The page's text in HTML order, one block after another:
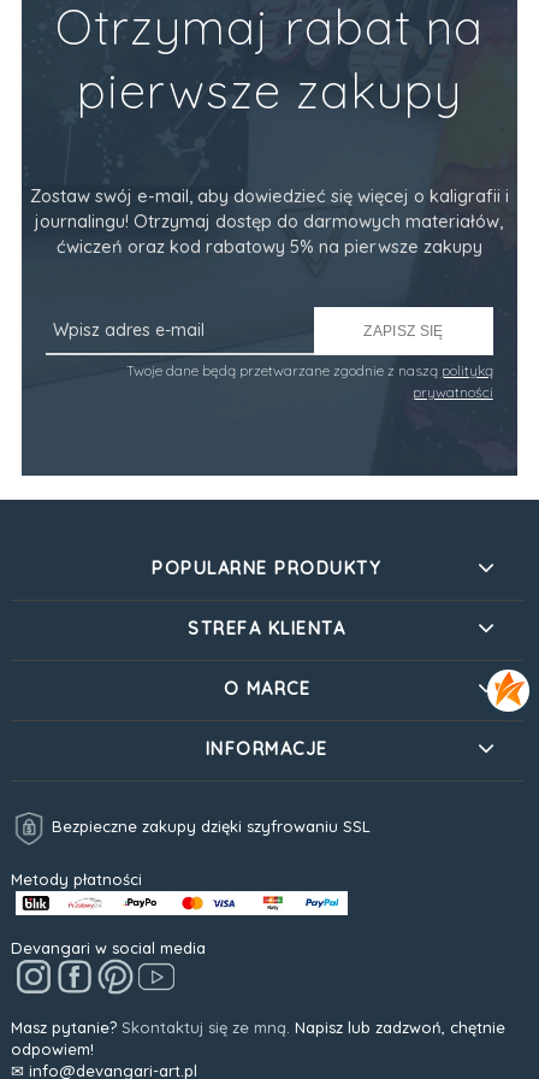
Otrzymaj rabat na
pierwsze zakupy
Zostaw swój e-mail, aby dowiedzieć się więcej o kaligrafii i
journalingu! Otrzymaj dostęp do darmowych materiałów,
ćwiczeń oraz kod rabatowy 5% na pierwsze zakupy
ZAPISZ SIĘ
Twoje dane będą przetwarzane zgodnie z naszą polityką
prywatności
POPULARNE PRODUKTY
STREFA KLIENTA
O MARCE
INFORMACJE
Bezpieczne zakupy dzięki szyfrowaniu SSL
Metody płatności
Devangari w social media
Masz pytanie? Skontaktuj się ze mną. Napisz lub zadzwoń, chętnie
odpowiem!
✉ info@devangari-art.pl